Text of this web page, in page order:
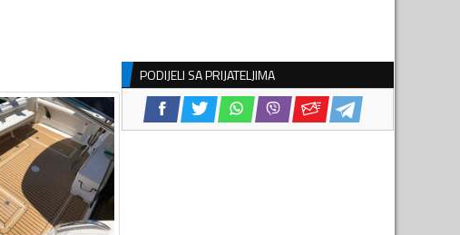
PODIJELI SA PRIJATELJIMA